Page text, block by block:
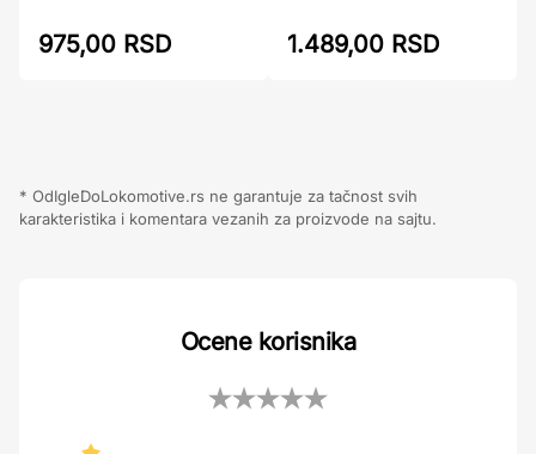
975,00 RSD 1.489,00 RSD
* OdIgleDoLokomotive.rs ne garantuje za tačnost svih
karakteristika i komentara vezanih za proizvode na sajtu.
Ocene korisnika